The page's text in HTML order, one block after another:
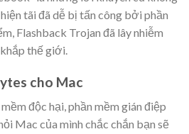
tãi đã dễ bị tấn công bởi phần
Flashback Trojan đã lây nhiễm
thế giới.
cho Mac
độc hại, phần mềm gián điệp
Mac của mình chắc chắn bạn sẽ